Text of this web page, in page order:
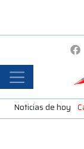
Noticias de hoy